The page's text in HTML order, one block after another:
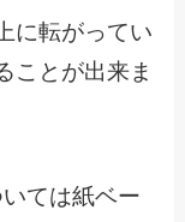
に転がってい
ことが出来ま
ては紙ベー